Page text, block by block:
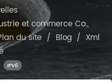
et commerce Co.,
du site / Blog / Xml